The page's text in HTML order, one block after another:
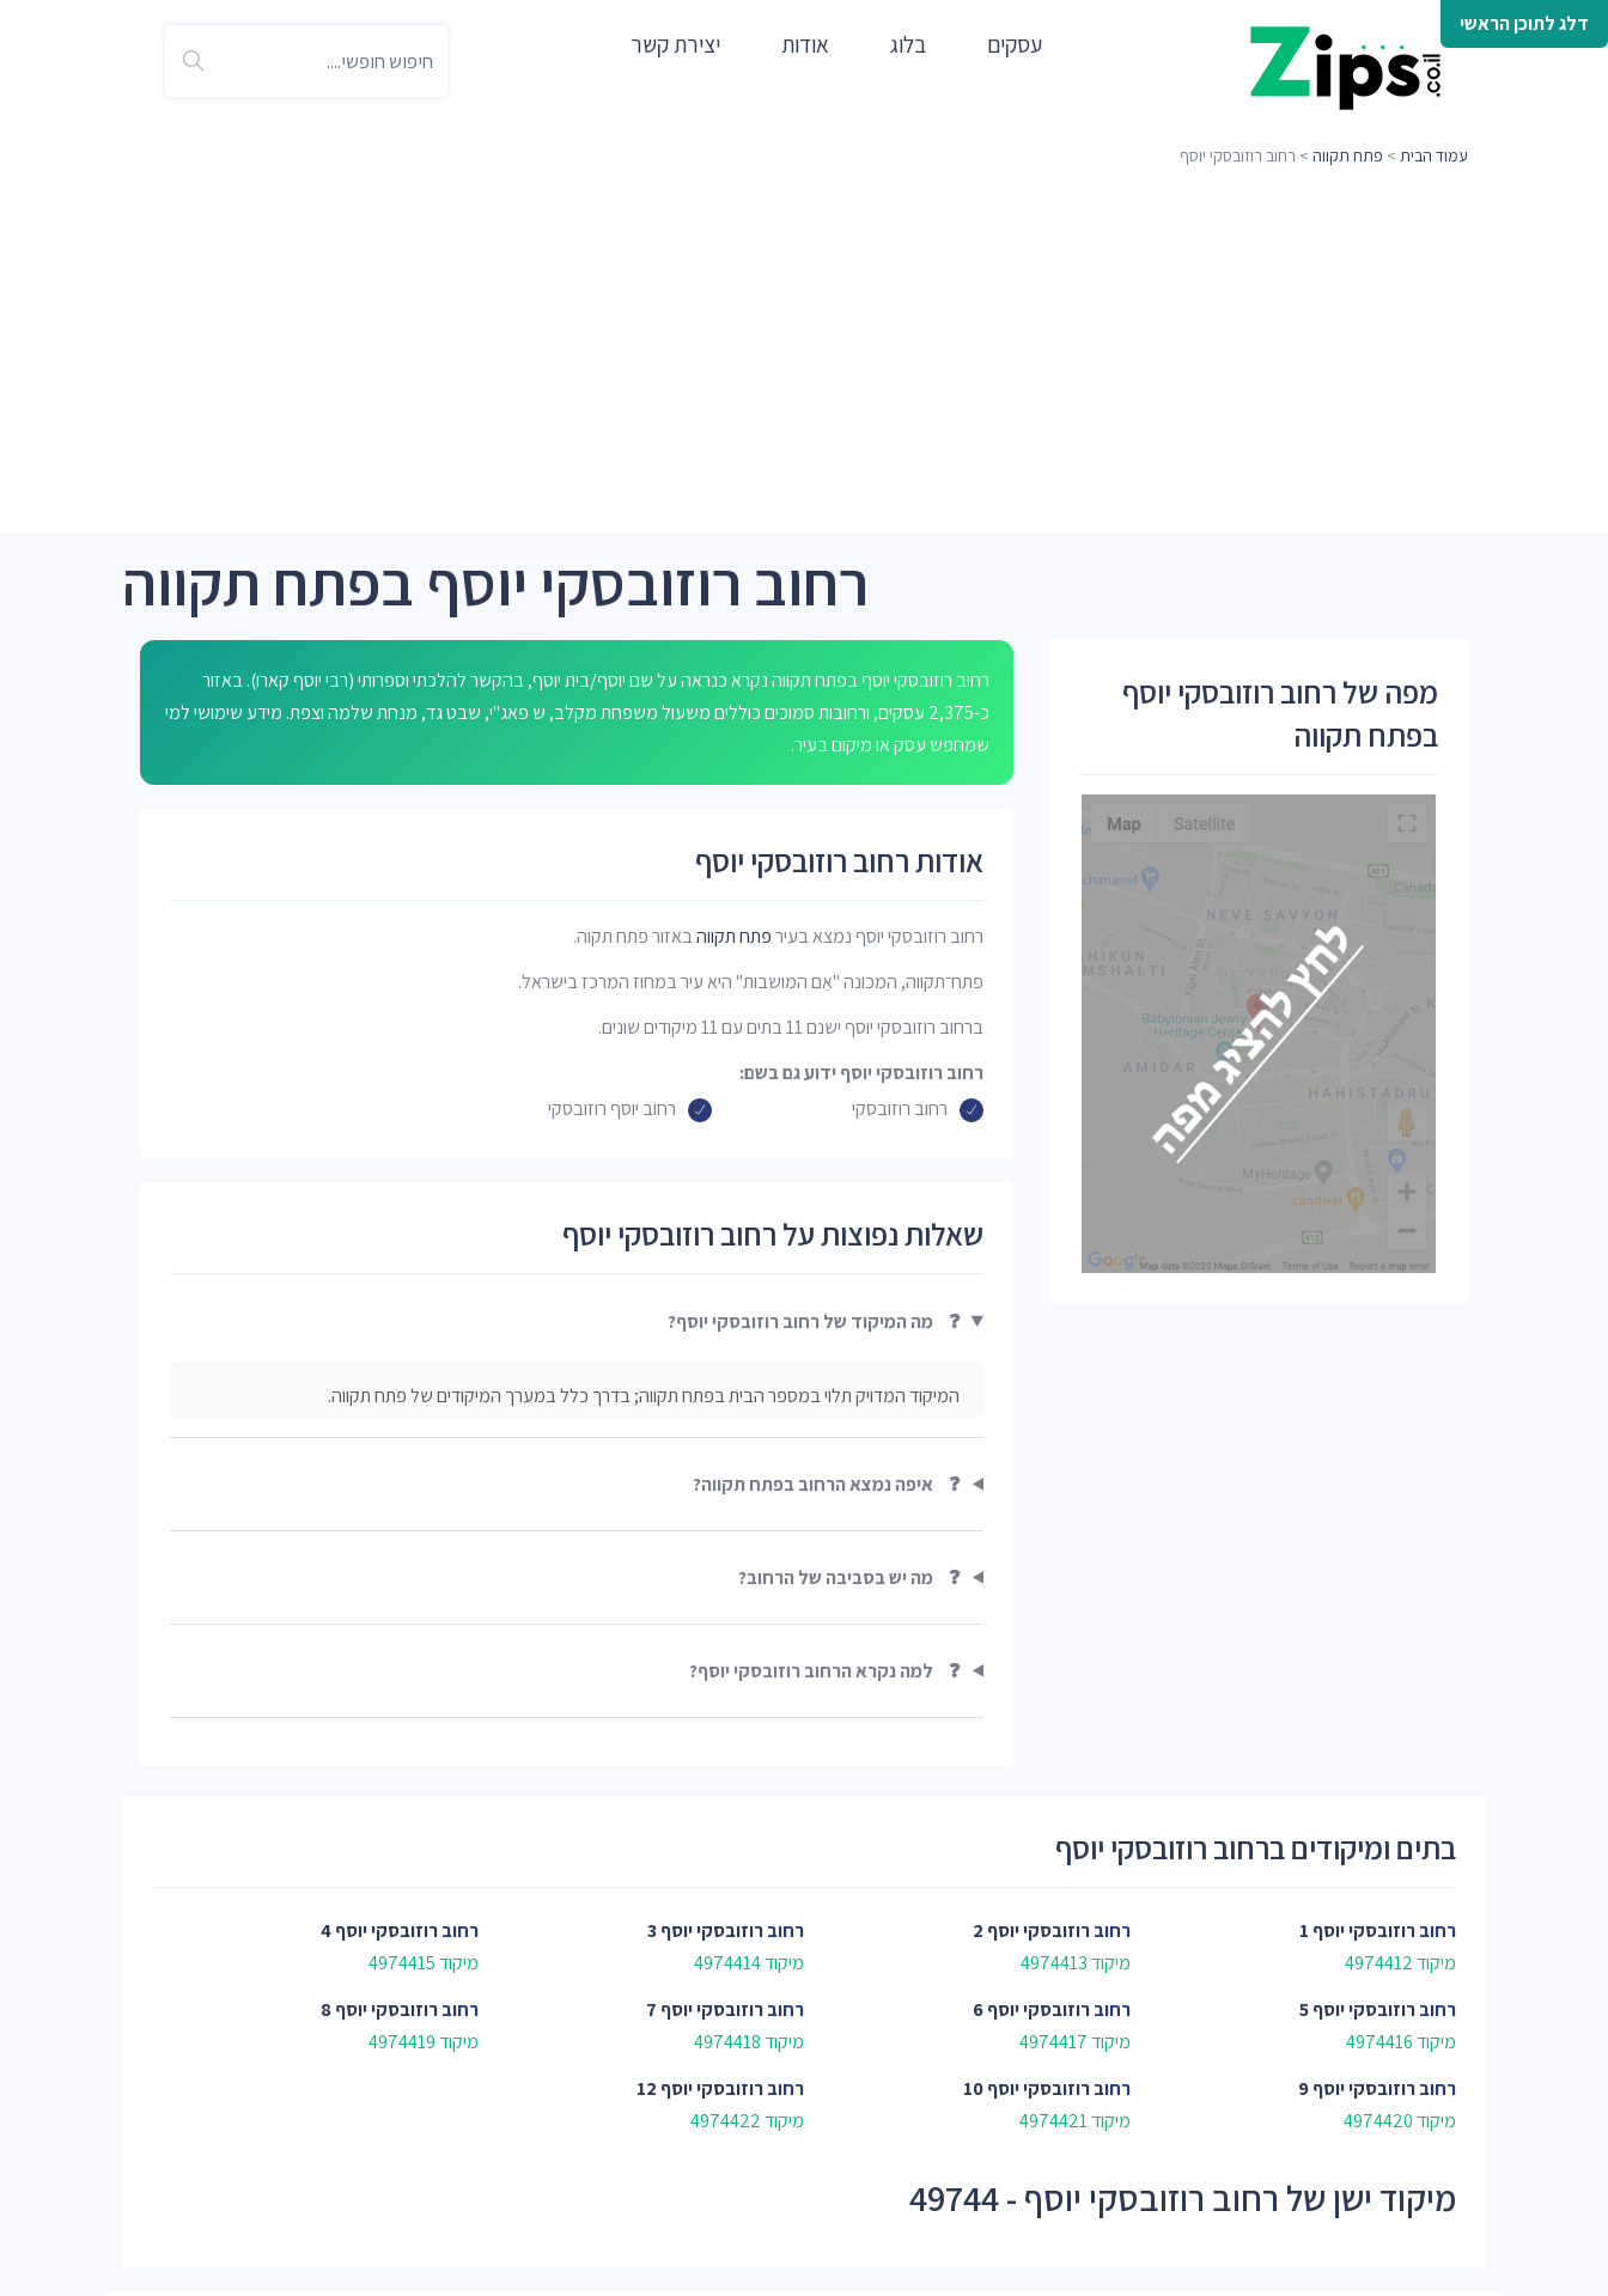
דלג לתוכן הראשי
עסקים בלוג אודות יצירת קשר
עמוד הבית > פתח תקווה > רחוב רוזובסקי יוסף
רחוב רוזובסקי יוסף בפתח תקווה
רחוב רוזובסקי יוסף בפתח תקווה נקרא כנראה על שם יוסף/בית יוסף, בהקשר להלכתי וספרותי (רבי יוסף קארו). באזור
כ-2,375 עסקים, ורחובות סמוכים כוללים משעול משפחת מקלב, ש פאג"י, שבט גד, מנחת שלמה וצפת. מידע שימושי למי
שמחפש עסק או מיקום בעיר.
אודות רחוב רוזובסקי יוסף
רחוב רוזובסקי יוסף נמצא בעירפתח תקווהבאזור פתח תקוה.
פתח־תקווה, המכונה "אֵם המושבות" היא עיר במחוז המרכז בישראל.
ברחוב רוזובסקי יוסף ישנם 11 בתים עם 11 מיקודים שונים.
רחוב רוזובסקי יוסף ידוע גם בשם:
רחוב רוזובסקי
רחוב יוסף רוזובסקי
שאלות נפוצות על רחוב רוזובסקי יוסף
❓ מה המיקוד של רחוב רוזובסקי יוסף?
המיקוד המדויק תלוי במספר הבית בפתח תקווה; בדרך כלל במערך המיקודים של פתח תקווה.
❓ איפה נמצא הרחוב בפתח תקווה?
❓ מה יש בסביבה של הרחוב?
❓ למה נקרא הרחוב רוזובסקי יוסף?
מפה של רחוב רוזובסקי יוסף
בפתח תקווה
בתים ומיקודים ברחוב רוזובסקי יוסף
רחוברוזובסקי יוסף 1
מיקוד 4974412
רחוברוזובסקי יוסף 2
מיקוד 4974413
רחוברוזובסקי יוסף 3
מיקוד 4974414
רחוברוזובסקי יוסף 4
מיקוד 4974415
רחוברוזובסקי יוסף 5
מיקוד 4974416
רחוברוזובסקי יוסף 6
מיקוד 4974417
רחוברוזובסקי יוסף 7
מיקוד 4974418
רחוברוזובסקי יוסף 8
מיקוד 4974419
רחוברוזובסקי יוסף 9
מיקוד 4974420
רחוברוזובסקי יוסף 10
מיקוד 4974421
רחוברוזובסקי יוסף 12
מיקוד 4974422
מיקוד ישן של רחוב רוזובסקי יוסף - 49744